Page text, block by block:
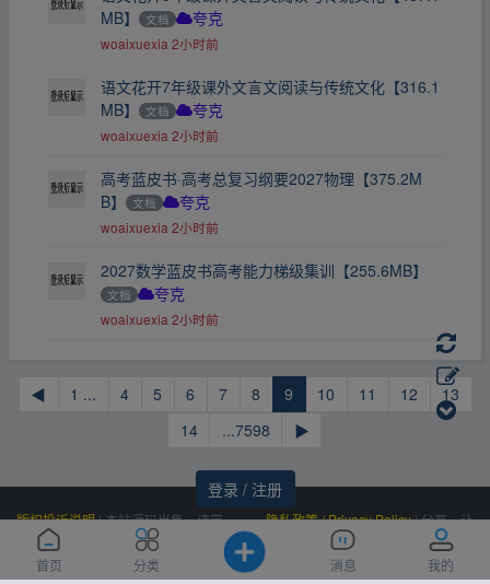
首页 分类 消息 我的
登录 / 注册
MB】
文档 夸克
woaixuexia 2小时前
语文花开7年级课外文言文阅读与传统文化【316.1
MB】
文档 夸克
woaixuexia 2小时前
高考蓝皮书·高考总复习纲要2027物理【375.2M
B】
文档 夸克
woaixuexia 2小时前
2027数学蓝皮书高考能力梯级集训【255.6MB】
文档 夸克
woaixuexia 2小时前
◀ 1 ... 4 5 6 7 8 9 10 11 12
13
14
...7598 ▶
版权投诉说明|本站源码出售，请带
价邮箱联系，非诚勿扰！
隐私政策 / Privacy Policy|分享，让
资源更有价值！
Powered by
云盘资源网|
(Contact Us)：
|Processed: 0.404, SQL:
10|感谢恒创科技赞助